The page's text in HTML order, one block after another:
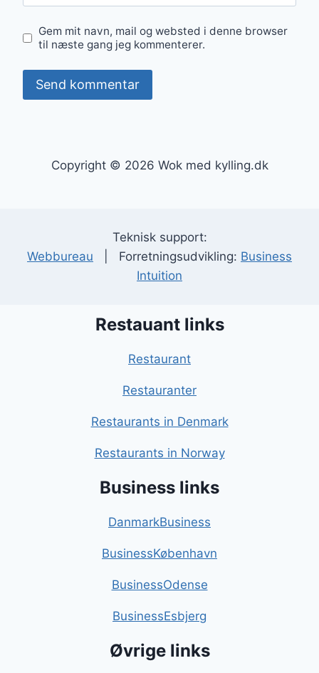
Gem mit navn, mail og websted i denne browser
til næste gang jeg kommenterer.
Copyright © 2026 Wok med kylling.dk
Teknisk support:
Webbureau | Forretningsudvikling: Business
Intuition
Restauant links
Restaurant
Restauranter
Restaurants in Denmark
Restaurants in Norway
Business links
DanmarkBusiness
BusinessKøbenhavn
BusinessOdense
BusinessEsbjerg
Øvrige links